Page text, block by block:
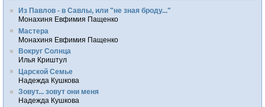
Из Павлов - в Савлы, или "не зная броду..."
Монахиня Евфимия Пащенко
Мастера
Монахиня Евфимия Пащенко
Вокруг Солнца
Илья Криштул
Царской Семье
Надежда Кушкова
Зовут... зовут они меня
Надежда Кушкова